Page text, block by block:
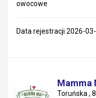
owocowe
Data rejestracji 2026-
Mamma
Toruńska ,